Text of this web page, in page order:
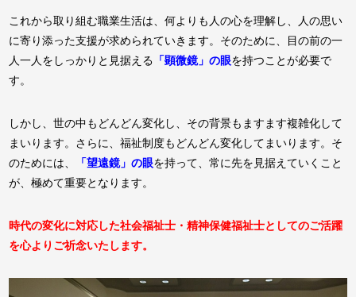
これから取り組む職業生活は、何よりも人の心を理解し、人の思い
に寄り添った支援が求められていきます。そのために、目の前の一
人一人をしっかりと見据える 「顕微鏡」の眼を持つことが必要で
す。
しかし、世の中もどんどん変化し、その背景もますます複雑化して
まいります。さらに、福祉制度もどんどん変化してまいります。そ
のためには、
「望遠鏡」の眼を持って、常に先を見据えていくこと
が、極めて重要となります。
時代の変化に対応した社会福祉士・精神保健福祉士としてのご活躍
を心よりご祈念いたします。